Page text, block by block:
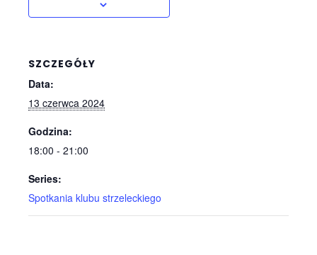
SZCZEGÓŁY
Data:
13 czerwca 2024
Godzina:
18:00 - 21:00
Series:
Spotkania klubu strzeleckiego